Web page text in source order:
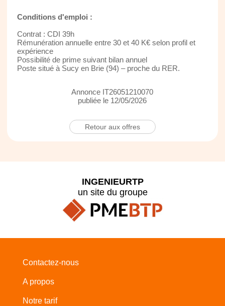
Conditions d'emploi :
Contrat : CDI 39h
Rémunération annuelle entre 30 et 40 K€ selon profil et
expérience
Possibilité de prime suivant bilan annuel
Poste situé à Sucy en Brie (94) – proche du RER.
Annonce IT26051210070
publiée le 12/05/2026
Retour aux offres
INGENIEURTP
un site du groupe
Contactez-nous
A propos
Notre tarif